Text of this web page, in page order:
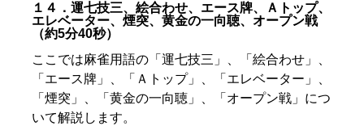
１４．運七技三、絵合わせ、エース牌、Ａトップ、
エレベーター、煙突、黄金の一向聴、オープン戦
（約5分40秒）
ここでは麻雀用語の「運七技三」、「絵合わせ」、
「エース牌」、「Ａトップ」、「エレベーター」、
「煙突」、「黄金の一向聴」、「オープン戦」につ
いて解説します。